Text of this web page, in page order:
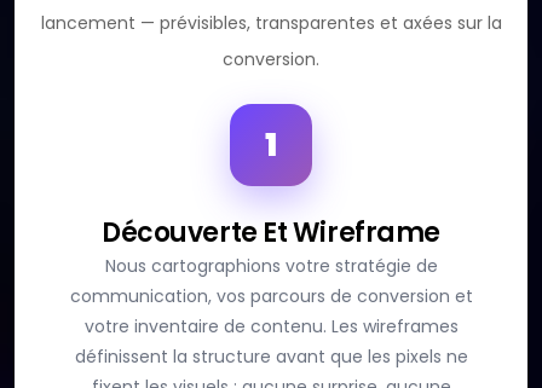
lancement — prévisibles, transparentes et axées sur la
conversion.
1
Découverte Et Wireframe
Nous cartographions votre stratégie de
communication, vos parcours de conversion et
votre inventaire de contenu. Les wireframes
définissent la structure avant que les pixels ne